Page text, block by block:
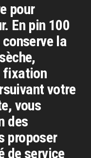
pour
En pin 100
la
fixation
votre
vous
des
proposer
de service